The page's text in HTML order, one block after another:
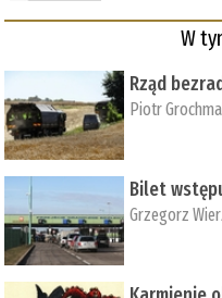
W
Rząd
Piotr
Bilet
Grzegorz